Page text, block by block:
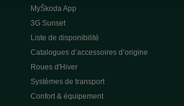
MyŠkoda App
3G Sunset
Liste de disponibilité
Catalogues d’accessoires d’origine
Roues d'Hiver
Systèmes de transport
Confort & équipement